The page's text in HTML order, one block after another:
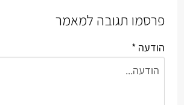
פרסמו תגובה למאמר
הודעה *